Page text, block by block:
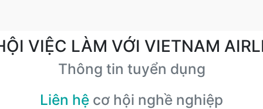
VIỆC LÀM VỚI VIETNAM
Thông tin tuyển dụng
Liên hệ cơ hội nghề nghiệp